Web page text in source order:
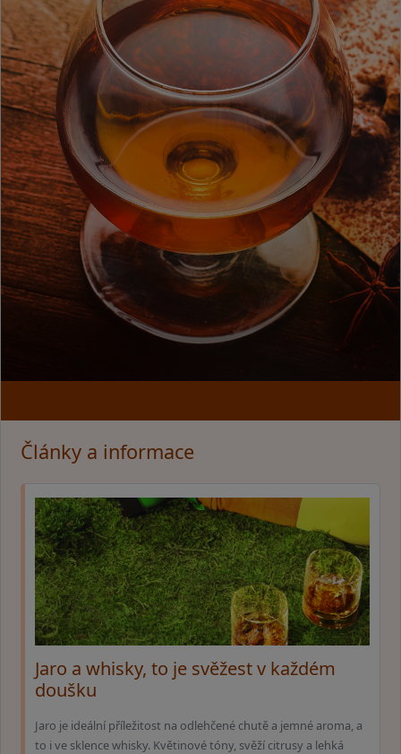
Články a informace
Jaro a whisky, to je svěžest v každém
doušku
Jaro je ideální příležitost na odlehčené chutě a jemné aroma, a
to i ve sklence whisky. Květinové tóny, svěží citrusy a lehká